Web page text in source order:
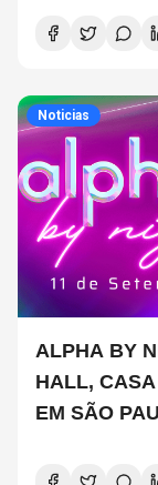
Noticias
ALPHA BY
HALL,
EM SÃO